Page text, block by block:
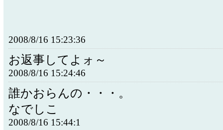
2008/8/16 15:23:36
お返事してよォ～
2008/8/16 15:24:46
誰かおらんの・・・。
なでしこ
2008/8/16 15:44:1